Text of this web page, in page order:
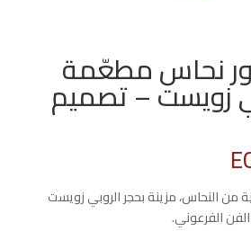
نحاس مطعّمة
زويست – تصميم
من النحاس، مزينة بحجر الروبي زويست
الفرعوني.